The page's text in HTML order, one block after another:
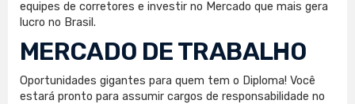
equipes de corretores e investir no Mercado que mais gera
lucro no Brasil.
MERCADO DE TRABALHO
Oportunidades gigantes para quem tem o Diploma! Você
estará pronto para assumir cargos de responsabilidade no